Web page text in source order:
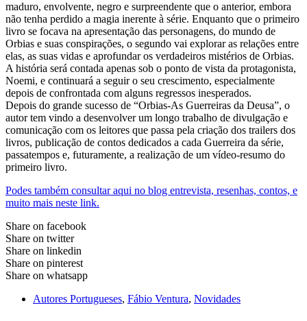
maduro, envolvente, negro e surpreendente que o anterior, embora
não tenha perdido a magia inerente à série. Enquanto que o primeiro
livro se focava na apresentação das personagens, do mundo de
Orbias e suas conspirações, o segundo vai explorar as relações entre
elas, as suas vidas e aprofundar os verdadeiros mistérios de Orbias.
A história será contada apenas sob o ponto de vista da protagonista,
Noemi, e continuará a seguir o seu crescimento, especialmente
depois de confrontada com alguns regressos inesperados.
Depois do grande sucesso de “Orbias-As Guerreiras da Deusa”, o
autor tem vindo a desenvolver um longo trabalho de divulgação e
comunicação com os leitores que passa pela criação dos trailers dos
livros, publicação de contos dedicados a cada Guerreira da série,
passatempos e, futuramente, a realização de um vídeo-resumo do
primeiro livro.
Podes também consultar aqui no blog entrevista, resenhas, contos, e
muito mais neste link.
Share on facebook
Share on twitter
Share on linkedin
Share on pinterest
Share on whatsapp
Autores Portugueses, Fábio Ventura, Novidades